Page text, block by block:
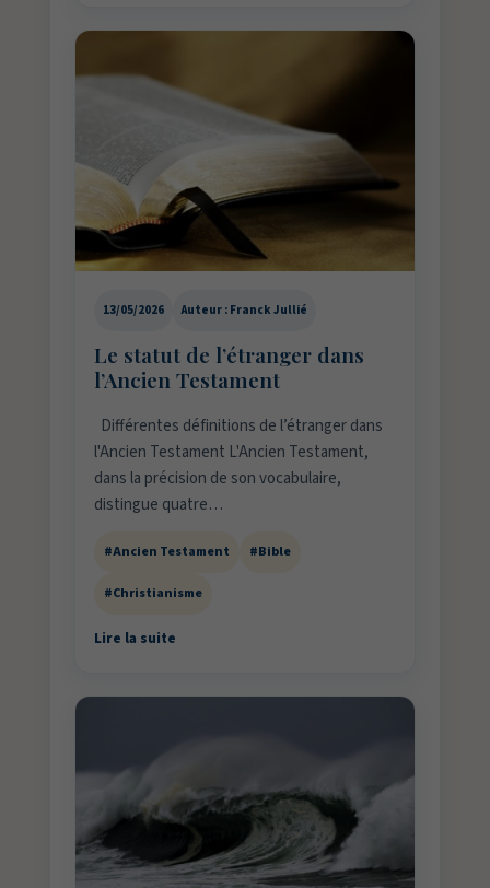
13/05/2026 Auteur : Franck Jullié
Le statut de l’étranger dans
l’Ancien Testament
Différentes définitions de l’étranger dans
l'Ancien Testament L'Ancien Testament,
dans la précision de son vocabulaire,
distingue quatre…
#Ancien Testament #Bible
#Christianisme
Lire la suite